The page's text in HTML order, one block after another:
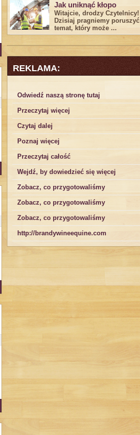
Jak uniknąć kłopo
Witajcie, drodzy Czytelnicy!
Dzisiaj pragniemy poruszyć
temat, który może ...
REKLAMA:
Odwiedź naszą stronę tutaj
Przeczytaj więcej
Czytaj dalej
Poznaj więcej
Przeczytaj całość
Wejdź, by dowiedzieć się więcej
Zobacz, co przygotowaliśmy
Zobacz, co przygotowaliśmy
Zobacz, co przygotowaliśmy
http://brandywineequine.com